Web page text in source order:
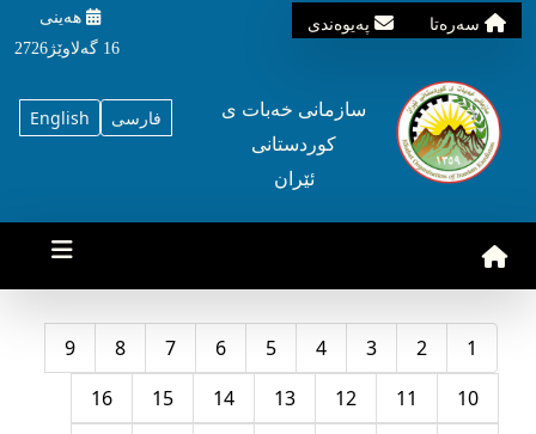
سه‌ره‌تا په‌یوه‌ندی
هه‌ینی
16 گه‌لاوێژ2726
English فارسی
سازمانی خه‌بات ی
کوردستانی
ئێران
1
2
3
4
5
6
7
8
9
10
11
12
13
14
15
16